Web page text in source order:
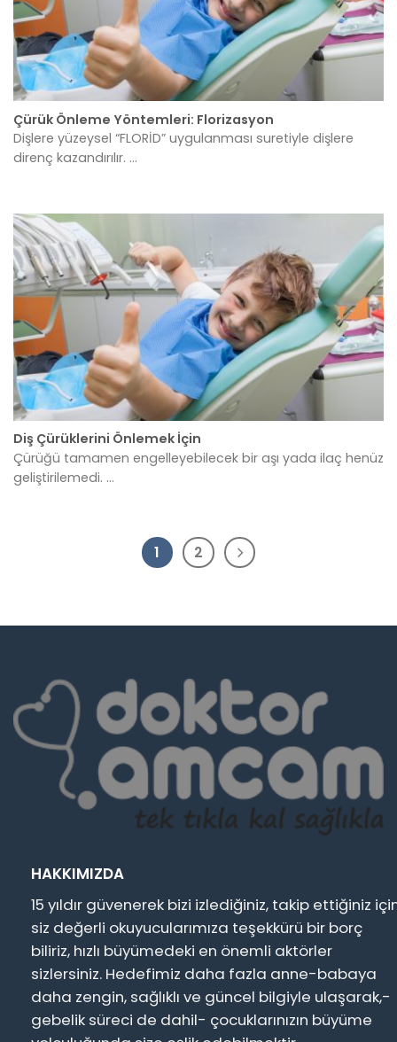
Çürük Önleme Yöntemleri: Florizasyon
Dişlere yüzeysel “FLORİD” uygulanması suretiyle dişlere
direnç kazandırılır. ...
Diş Çürüklerini Önlemek İçin
Çürüğü tamamen engelleyebilecek bir aşı yada ilaç henüz
geliştirilemedi. ...
1 2
HAKKIMIZDA
15 yıldır güvenerek bizi izlediğiniz, takip ettiğiniz
siz değerli okuyucularımıza teşekkürü bir borç
biliriz, hızlı büyümedeki en önemli aktörler
sizlersiniz. Hedefimiz daha fazla anne-babaya
daha zengin, sağlıklı ve güncel bilgiyle ulaşarak,-
gebelik süreci de dahil- çocuklarınızın büyüme